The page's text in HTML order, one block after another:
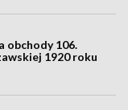
obchody 106.
1920 roku